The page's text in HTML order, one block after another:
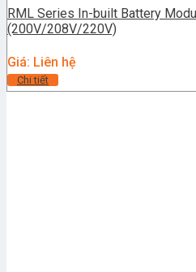
RML Series In-built Battery
(200V/208V/220V)
Giá: Liên hệ
Chi tiết